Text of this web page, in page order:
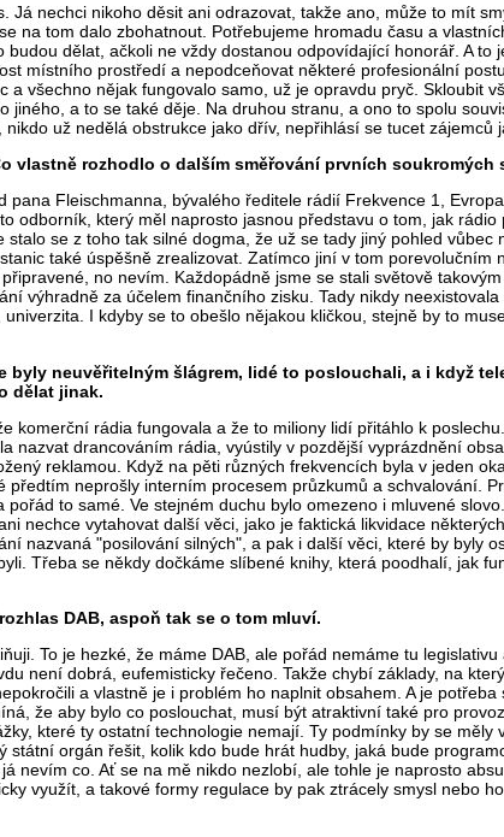
Já nechci nikoho děsit ani odrazovat, takže ano, může to mít
na tom dalo zbohatnout. Potřebujeme hromadu času a
dělat, ačkoli ne vždy dostanou odpovídající honorář. A
místního prostředí a nepodceňovat některé profesionální
a všechno nějak fungovalo samo, už je opravdu pryč. Skloubit
jiného, a to se také děje. Na druhou stranu, a ono to spolu
už nedělá obstrukce jako dřív, nepřihlásí se tucet zájemců
vlastně rozhodlo o dalším směřování prvních soukromých
Fleischmanna, bývalého ředitele rádií Frekvence 1,
odborník, který měl naprosto jasnou představu o tom, jak
se z toho tak silné dogma, že už se tady jiný pohled
také úspěšně zrealizovat. Zatímco jiní v tom
no nevím. Každopádně jsme se stali světově
výhradně za účelem finančního zisku. Tady nikdy
I kdyby se to obešlo nějakou kličkou, stejně by to
byly neuvěřitelným šlágrem, lidé to poslouchali, a i když
dělat jinak.
komerční rádia fungovala a že to miliony lidí přitáhlo k
nazvat drancováním rádia, vyústily v pozdější vyprázdnění
reklamou. Když na pěti různých frekvencích byla v jeden
neprošly interním procesem průzkumů a schvalování.
to samé. Ve stejném duchu bylo omezeno i mluvené
nechce vytahovat další věci, jako je faktická likvidace
nazvaná "posilování silných", a pak i další věci, které by byly
Třeba se někdy dočkáme slíbené knihy, která poodhalí, jak
DAB, aspoň tak se o tom mluví.
To je hezké, že máme DAB, ale pořád nemáme tu
není dobrá, eufemisticky řečeno. Takže chybí základy, na
a vlastně je i problém ho naplnit obsahem. A je
že aby bylo co poslouchat, musí být atraktivní také pro
které ty ostatní technologie nemají. Ty podmínky by se
orgán řešit, kolik kdo bude hrát hudby, jaká bude
nevím co. Ať se na mě nikdo nezlobí, ale tohle je naprosto
využít, a takové formy regulace by pak ztrácely smysl nebo